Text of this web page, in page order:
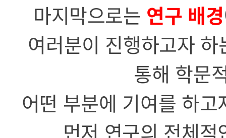
마지막으로는 연구 배경
여러분이 진행하고자
통해 학문
어떤 부분에 기여를 하
먼저 연구의 전체